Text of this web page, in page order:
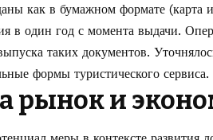
как в бумажном формате
в один год с момента выдачи.
таких документов.
формы туристического сервиса.
рынок и